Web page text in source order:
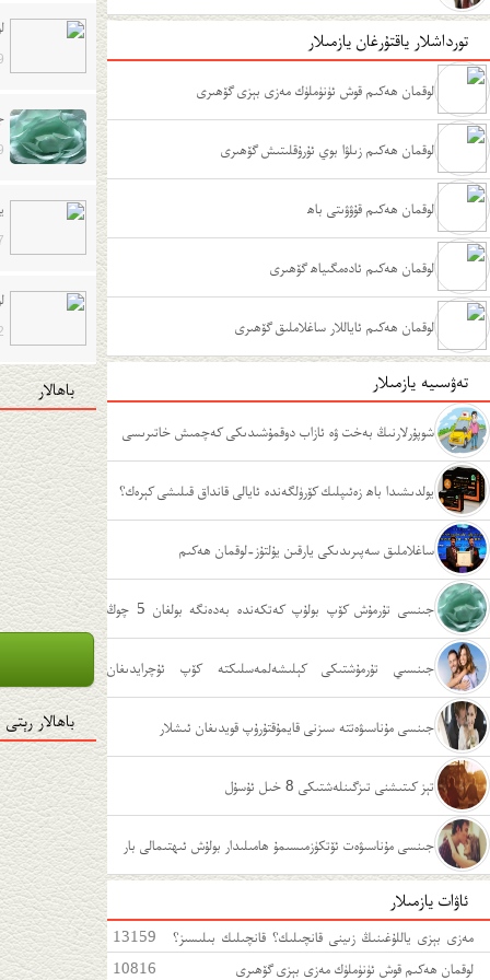
تورداشلار ياقتۇرغان يازمىلار
لوقمان ھەكىم قوش ئۈنۈملۈك مەزى بېزى گۆھىرى
لوقمان ھەكىم زىلۋا بوي ئۇرۇقلىتىش گۆھىرى
لوقمان ھەكىم قۇۋۋىتى باھ
لوقمان ھەكىم ئادەمگىياھ گۆھىرى
لوقمان ھەكىم ئاياللار ساغلاملىق گۆھىرى
تەۋسىيە يازمىلار
شوپۇرلارنىڭ بەخت ۋە ئازاب دوقمۇشىدىكى كەچمىش خاتىرىسى
يولدىشىدا باھ زەئىپلىك كۆرۈلگەندە ئايالى قانداق قىلىشى كېرەك؟
ساغلاملىق سەپىرىدىكى يارقىن يۇلتۇز-لوقمان ھەكىم
جىنسى تۇرمۇش كۆپ بولۇپ كەتكەندە بەدەنگە بولغان 5 چوڭ
زىيىنى جىنسىي تۇرمۇشتىكى كېلىشەلمەسلىكتە كۆپ ئۇچرايدىغان
ئەھۋاللار جىنسى مۇناسىۋەتتە سىزنى قايمۇقتۇرۇپ قويدىغان ئىشلار
تېز كىتىشنى تىزگىنلەشتىكى 8 خىل ئۇسۇل
جىنسى مۇناسىۋەت ئۆتكۈزمىسىمۇ ھامىلىدار بولۇش ئىھتىمالى بار
ئاۋات يازمىلار
13159
مەزى بېزى ياللۇغىنىڭ زىينى قانچىلىك؟ قانچىلىك بىلىسىز؟
مەزى بېزى ياللۇغىغا قەتئى سەل قارىماڭ!
10816 لوقمان ھەكىم قوش ئۈنۈملۈك مەزى بېزى گۆھىرى
باھالار
باھالار رېتى